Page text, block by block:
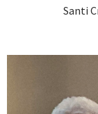
Santi